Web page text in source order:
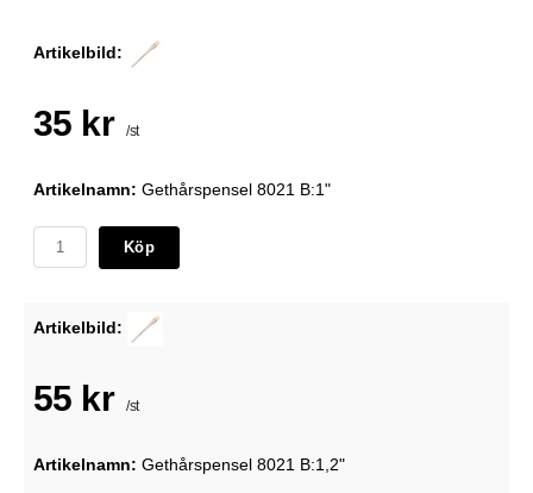
Artikelbild:
35 kr /st
Artikelnamn: Gethårspensel 8021 B:1"
Köp
Artikelbild:
55 kr /st
Artikelnamn: Gethårspensel 8021 B:1,2"